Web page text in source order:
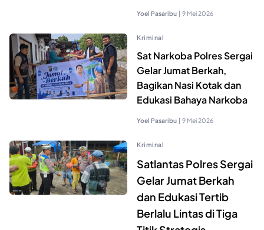
Yoel Pasaribu | 9 Mei 2026
Kriminal
Sat Narkoba Polres Sergai
Gelar Jumat Berkah,
Bagikan Nasi Kotak dan
Edukasi Bahaya Narkoba
Yoel Pasaribu | 9 Mei 2026
Kriminal
Satlantas Polres Sergai
Gelar Jumat Berkah
dan Edukasi Tertib
Berlalu Lintas di Tiga